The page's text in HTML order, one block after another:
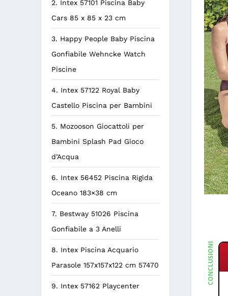
2. Intex 57101 Piscina Baby
Cars 85 x 85 x 23 cm
3. Happy People Baby Piscina
Gonfiabile Wehncke Watch
Piscine
4. Intex 57122 Royal Baby
Castello Piscina per Bambini
5. Mozooson Giocattoli per
Bambini Splash Pad Gioco
d’Acqua
6. Intex 56452 Piscina Rigida
Oceano 183×38 cm
7. Bestway 51026 Piscina
Gonfiabile a 3 Anelli
8. Intex Piscina Acquario
Parasole 157x157x122 cm 57470
9. Intex 57162 Playcenter
CONCLUSIONE